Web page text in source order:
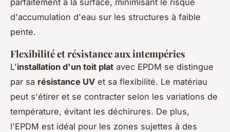
d'accumulation d'eau sur les structures à faible
pente.
Flexibilité et résistance aux intempéries
L'installation d'un toit plat avec EPDM se distingue
par sa résistance UV et sa flexibilité. Le matériau
peut s'étirer et se contracter selon les variations de
température, évitant les déchirures. De plus,
l'EPDM est idéal pour les zones sujettes à des